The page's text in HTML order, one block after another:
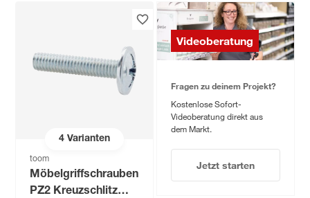
4Varianten
toom
Möbelgriffschrauben
PZ2 Kreuzschlitz
Videoberatung
Fragen zu deinem Projekt?
Kostenlose Sofort-
Videoberatung direkt aus
dem Markt.
Jetzt starten